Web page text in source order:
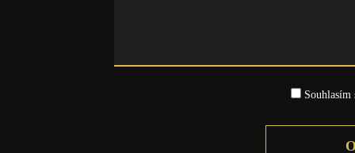
Souhlasím